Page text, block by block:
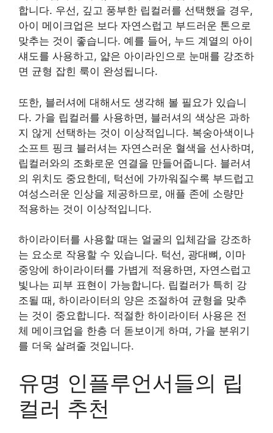
합니다. 우선, 깊고 풍부한 립컬러를 선택했을 경우,
아이 메이크업은 보다 자연스럽고 부드러운 톤으로
맞추는 것이 좋습니다. 예를 들어, 누드 계열의 아이
섀도를 사용하고, 얇은 아이라인으로 눈매를 강조하
면 균형 잡힌 룩이 완성됩니다.
또한, 블러셔에 대해서도 생각해 볼 필요가 있습니
다. 가을 립컬러를 사용하면, 블러셔의 색상은 과하
지 않게 선택하는 것이 이상적입니다. 복숭아색이나
소프트 핑크 블러셔는 자연스러운 혈색을 선사하며,
립컬러와의 조화로운 연결을 만들어줍니다. 블러셔
의 위치도 중요한데, 턱선에 가까워질수록 부드럽고
여성스러운 인상을 제공하므로, 애플 존에 소량만
적용하는 것이 이상적입니다.
하이라이터를 사용할 때는 얼굴의 입체감을 강조하
는 요소로 작용할 수 있습니다. 턱선, 광대뼈, 이마
중앙에 하이라이터를 가볍게 적용하면, 자연스럽고
빛나는 피부 표현이 가능합니다. 립컬러가 특히 강
조될 때, 하이라이터의 양은 조절하여 균형을 맞추
는 것이 중요합니다. 적절한 하이라이터 사용은 전
체 메이크업을 한층 더 돋보이게 하며, 가을 분위기
를 더욱 살려줄 것입니다.
유명 인플루언서들의 립
컬러 추천